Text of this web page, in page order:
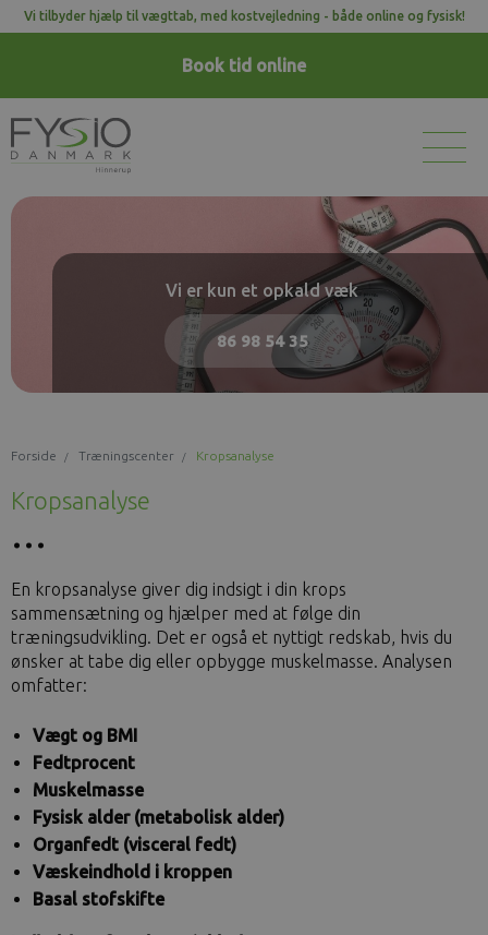
Vi tilbyder hjælp til vægttab, med kostvejledning - både online og fysisk!
Book tid online
Vi er kun et opkald væk
86 98 54 35
Forside Træningscenter Kropsanalyse
Kropsanalyse
En kropsanalyse giver dig indsigt i din krops
sammensætning og hjælper med at følge din
træningsudvikling. Det er også et nyttigt redskab, hvis du
ønsker at tabe dig eller opbygge muskelmasse. Analysen
omfatter:
Vægt og BMI
Fedtprocent
Muskelmasse
Fysisk alder (metabolisk alder)
Organfedt (visceral fedt)
Væskeindhold i kroppen
Basal stofskifte